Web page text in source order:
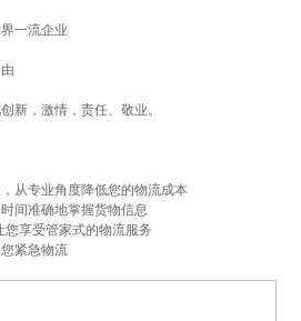
一流企业
新，激情，责任、敬业。
从专业角度降低您的物流成本
间准确地掌握货物信息
享受管家式的物流服务
紧急物流